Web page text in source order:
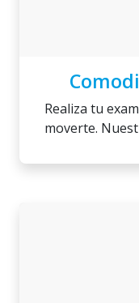
Realiza tu
moverte.